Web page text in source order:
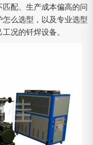
配、生产成本偏高的问
么选型，以及专业选型
况的钎焊设备。